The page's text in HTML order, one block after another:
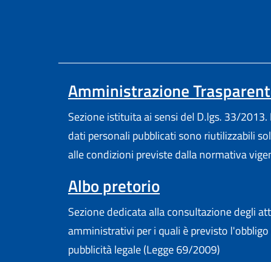
Amministrazione
Sezione istituita ai sensi del D.lgs. 33/2013. I
dati personali pubblicati sono riutilizzabili
alle condizioni previste dalla normativa
Albo pretorio
Sezione dedicata alla consultazione degli
amministrativi per i quali è previsto l'obbligo
pubblicità legale (Legge 69/2009)